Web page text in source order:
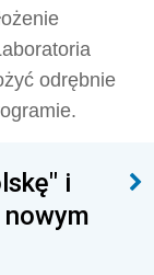
odrębnie
i